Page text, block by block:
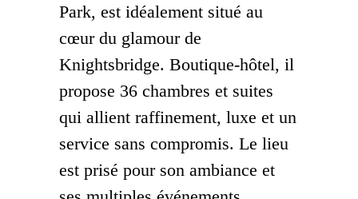
Park, est idéalement situé au
cœur du glamour de
Knightsbridge. Boutique-hôtel, il
propose 36 chambres et suites
qui allient raffinement, luxe et un
service sans compromis. Le lieu
est prisé pour son ambiance et